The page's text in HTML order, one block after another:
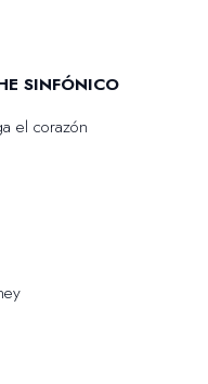
SINFÓNICO
el corazón